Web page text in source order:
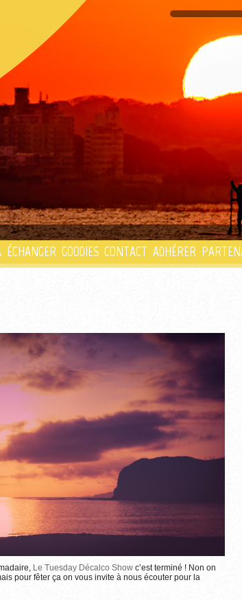
ÉCHANGER GOODIES CONTACT ADHÉRER
Pixabay / bssmadeit (CC0 1.0)
Plus d'informations sur l'utilisation des images...
Le Tuesday Décalco Show c’est terminé ! Non on
pour fêter ça on vous invite à nous écouter pour la